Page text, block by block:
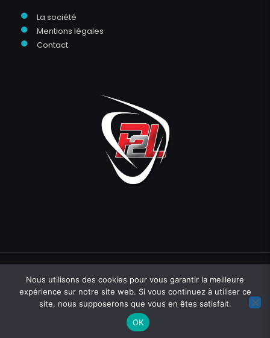
● La société
● Mentions légales
● Contact
Une création Hopcloud
07 71 81 83 40
contact@hopcloud.fr
Nous utilisons des cookies pour vous garantir la meilleure
expérience sur notre site web. Si vous continuez à utiliser ce
site, nous supposerons que vous en êtes satisfait.
OK